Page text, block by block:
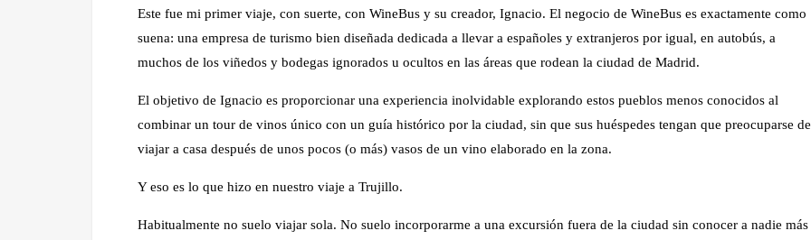
Este fue mi primer viaje, con suerte, con WineBus y su creador, Ignacio. El negocio de WineBus es exactamente como
suena: una empresa de turismo bien diseñada dedicada a llevar a españoles y extranjeros por igual, en autobús, a
muchos de los viñedos y bodegas ignorados u ocultos en las áreas que rodean la ciudad de Madrid.
El objetivo de Ignacio es proporcionar una experiencia inolvidable explorando estos pueblos menos conocidos al
combinar un tour de vinos único con un guía histórico por la ciudad, sin que sus huéspedes tengan que preocuparse de
viajar a casa después de unos pocos (o más) vasos de un vino elaborado en la zona.
Y eso es lo que hizo en nuestro viaje a Trujillo.
Habitualmente no suelo viajar sola. No suelo incorporarme a una excursión fuera de la ciudad sin conocer a nadie más